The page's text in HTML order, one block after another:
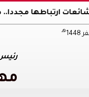
مجددا.. ظهور لافت
هـ
رئيس